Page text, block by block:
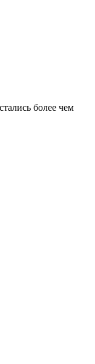
более чем